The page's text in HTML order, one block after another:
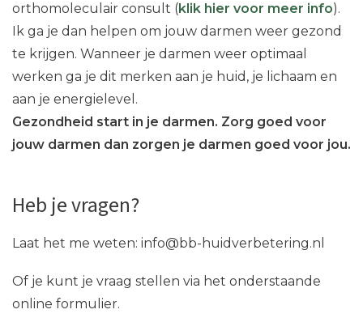
orthomoleculair consult (klik hier voor meer info).
Ik ga je dan helpen om jouw darmen weer gezond
te krijgen. Wanneer je darmen weer optimaal
werken ga je dit merken aan je huid, je lichaam en
aan je energielevel.
Gezondheid start in je darmen. Zorg goed voor
jouw darmen dan zorgen je darmen goed voor jou.
Heb je vragen?
Laat het me weten: info@bb-huidverbetering.nl
Of je kunt je vraag stellen via het onderstaande
online formulier.